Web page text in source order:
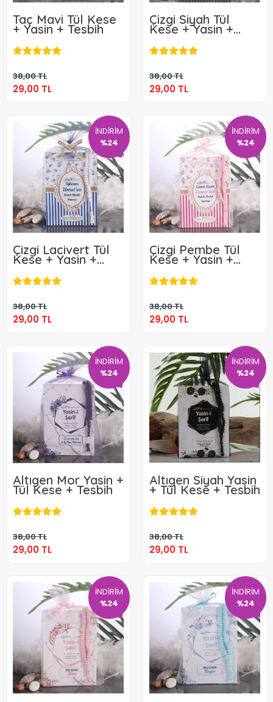
Taç Mavi Tül Kese
+ Yasin + Tesbih
38,00 TL
29,00 TL
29,00 TL
Çizgi Siyah Tül
Kese + Yasin +
Tesbih
38,00 TL
29,00 TL
29,00 TL
İNDİRİM
%24
Çizgi Lacivert Tül
Kese + Yasin +
Tesbih
38,00 TL
29,00 TL
29,00 TL
İNDİRİM
%24
Çizgi Pembe Tül
Kese + Yasin +
Tesbih
38,00 TL
29,00 TL
29,00 TL
İNDİRİM
%24
Altıgen Mor Yasin +
Tül Kese + Tesbih
38,00 TL
29,00 TL
29,00 TL
İNDİRİM
%24
Altıgen Siyah Yasin
+ Tül Kese + Tesbih
38,00 TL
29,00 TL
29,00 TL
İNDİRİM
%24
İNDİRİM
%24